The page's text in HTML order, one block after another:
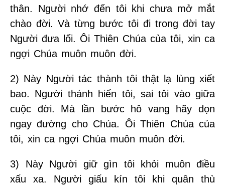
thân. Người nhớ đến tôi khi chưa mở mắt
chào đời. Và từng bước tôi đi trong đời tay
Người đưa lối. Ôi Thiên Chúa của tôi, xin ca
ngợi Chúa muôn muôn đời.
2) Này Người tác thành tôi thật lạ lùng xiết
bao. Người thánh hiến tôi, sai tôi vào giữa
cuộc đời. Mà lần bước hô vang hãy dọn
ngay đường cho Chúa. Ôi Thiên Chúa của
tôi, xin ca ngợi Chúa muôn muôn đời.
3) Này Người giữ gìn tôi khỏi muôn điều
xấu xa. Người giấu kín tôi khi quân thù